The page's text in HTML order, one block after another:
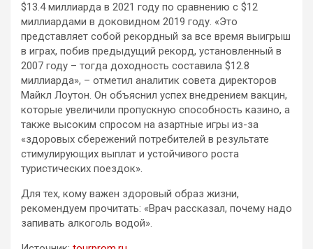
$13.4 миллиарда в 2021 году по сравнению с $12
миллиардами в доковидном 2019 году. «Это
представляет собой рекордный за все время выигрыш
в играх, побив предыдущий рекорд, установленный в
2007 году – тогда доходность составила $12.8
миллиарда», – отметил аналитик совета директоров
Майкл Лоутон. Он объяснил успех внедрением вакцин,
которые увеличили пропускную способность казино, а
также высоким спросом на азартные игры из-за
«здоровых сбережений потребителей в результате
стимулирующих выплат и устойчивого роста
туристических поездок».
Для тех, кому важен здоровый образ жизни,
рекомендуем прочитать: «Врач рассказал, почему надо
запивать алкоголь водой».